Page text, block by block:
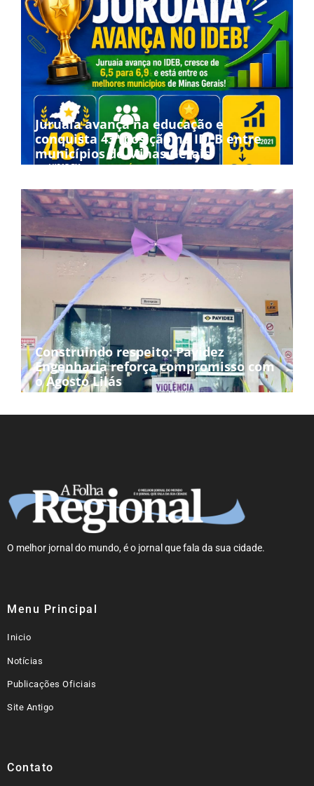
Juruaia avança na educação e
conquista 43ª posição no IDEB entre
municípios de Minas Gerais
Construindo respeito: Pavidez
Engenharia reforça compromisso com
o Agosto Lilás
O melhor jornal do mundo, é o jornal que fala da sua cidade.
Menu Principal
Inicio
Notícias
Publicações Oficiais
Site Antigo
Contato